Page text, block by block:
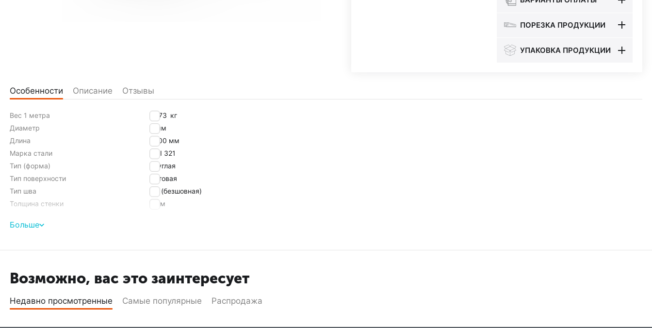
ПОРЕЗКА ПРОДУКЦИИ
УПАКОВКА ПРОДУКЦИИ
Особенности Описание Отзывы
Вес 1 метра 0,173 кг
Диаметр
8 мм
Длина
6000 мм
Марка стали
AISI 321
Тип (форма)
круглая
Тип поверхности
матовая
Тип шва
ЦТ (безшовная)
Толщина стенки
1 мм
Найти похожие
Больше
Возможно, вас это заинтересует
Недавно просмотренные Самые популярные Распродажа